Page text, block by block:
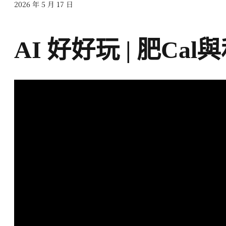
2026 年 5 月 17 日
AI 好好玩 | 肥Cal